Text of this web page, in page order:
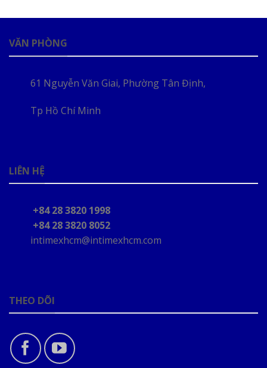
VĂN PHÒNG
61 Nguyễn Văn Giai, Phường Tân Định,
Tp Hồ Chí Minh
LIÊN HỆ
+84 28 3820 1998
+84 28 3820 8052
intimexhcm@intimexhcm.com
THEO DÕI